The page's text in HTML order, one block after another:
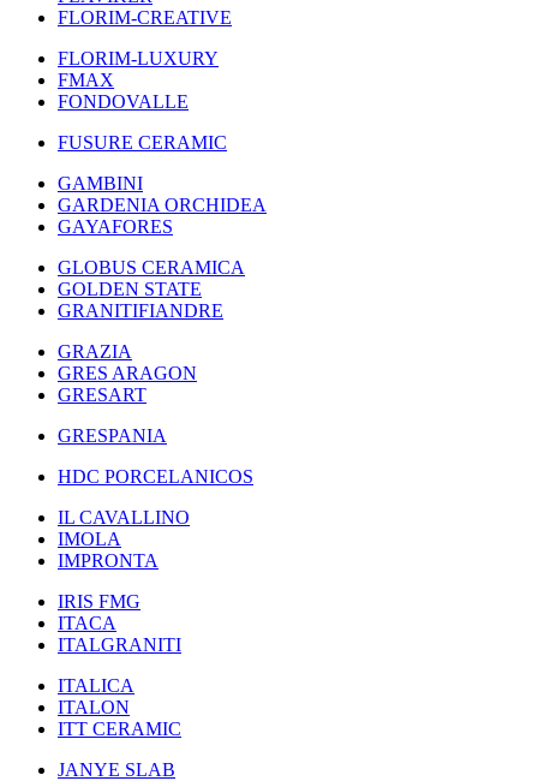
FLORIM-CREATIVE
FLORIM-LUXURY
FMAX
FONDOVALLE
FUSURE CERAMIC
GAMBINI
GARDENIA ORCHIDEA
GAYAFORES
GLOBUS CERAMICA
GOLDEN STATE
GRANITIFIANDRE
GRAZIA
GRES ARAGON
GRESART
GRESPANIA
HDC PORCELANICOS
IL CAVALLINO
IMOLA
IMPRONTA
IRIS FMG
ITACA
ITALGRANITI
ITALICA
ITALON
ITT CERAMIC
JANYE SLAB